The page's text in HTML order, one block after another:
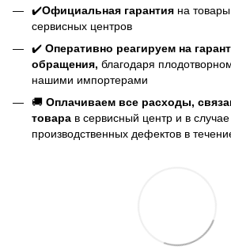
✔️Официальная гарантия на
сервисных центров
✔️ Оперативно реагируем на
обращения, благодаря
нашими импортерами
🚚 Оплачиваем все расходы,
товара в сервисный центр и в
производственных дефектов в